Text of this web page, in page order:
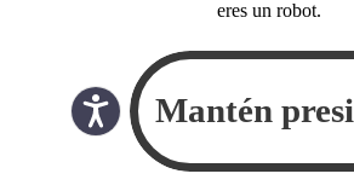
eres un robot.